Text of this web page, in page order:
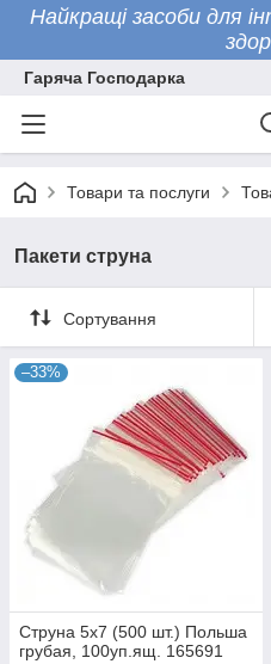
Найкращі засоби для
Гаряча Господарка
Товари та послуги
Пакети струна
Сортування
–33%
Струна 5х7 (500 шт.) Польша
грубая, 100уп.ящ. 165691